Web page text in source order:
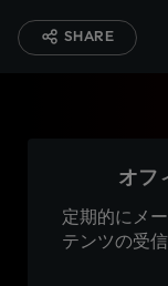
SHARE
オフ
定期的にメ
テンツの受